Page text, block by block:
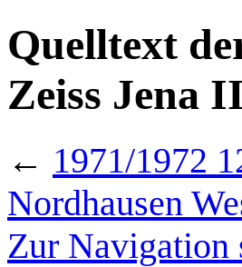
Quelltext
Zeiss Jena
← 1971/1972
Nordhausen
Zur Navigation